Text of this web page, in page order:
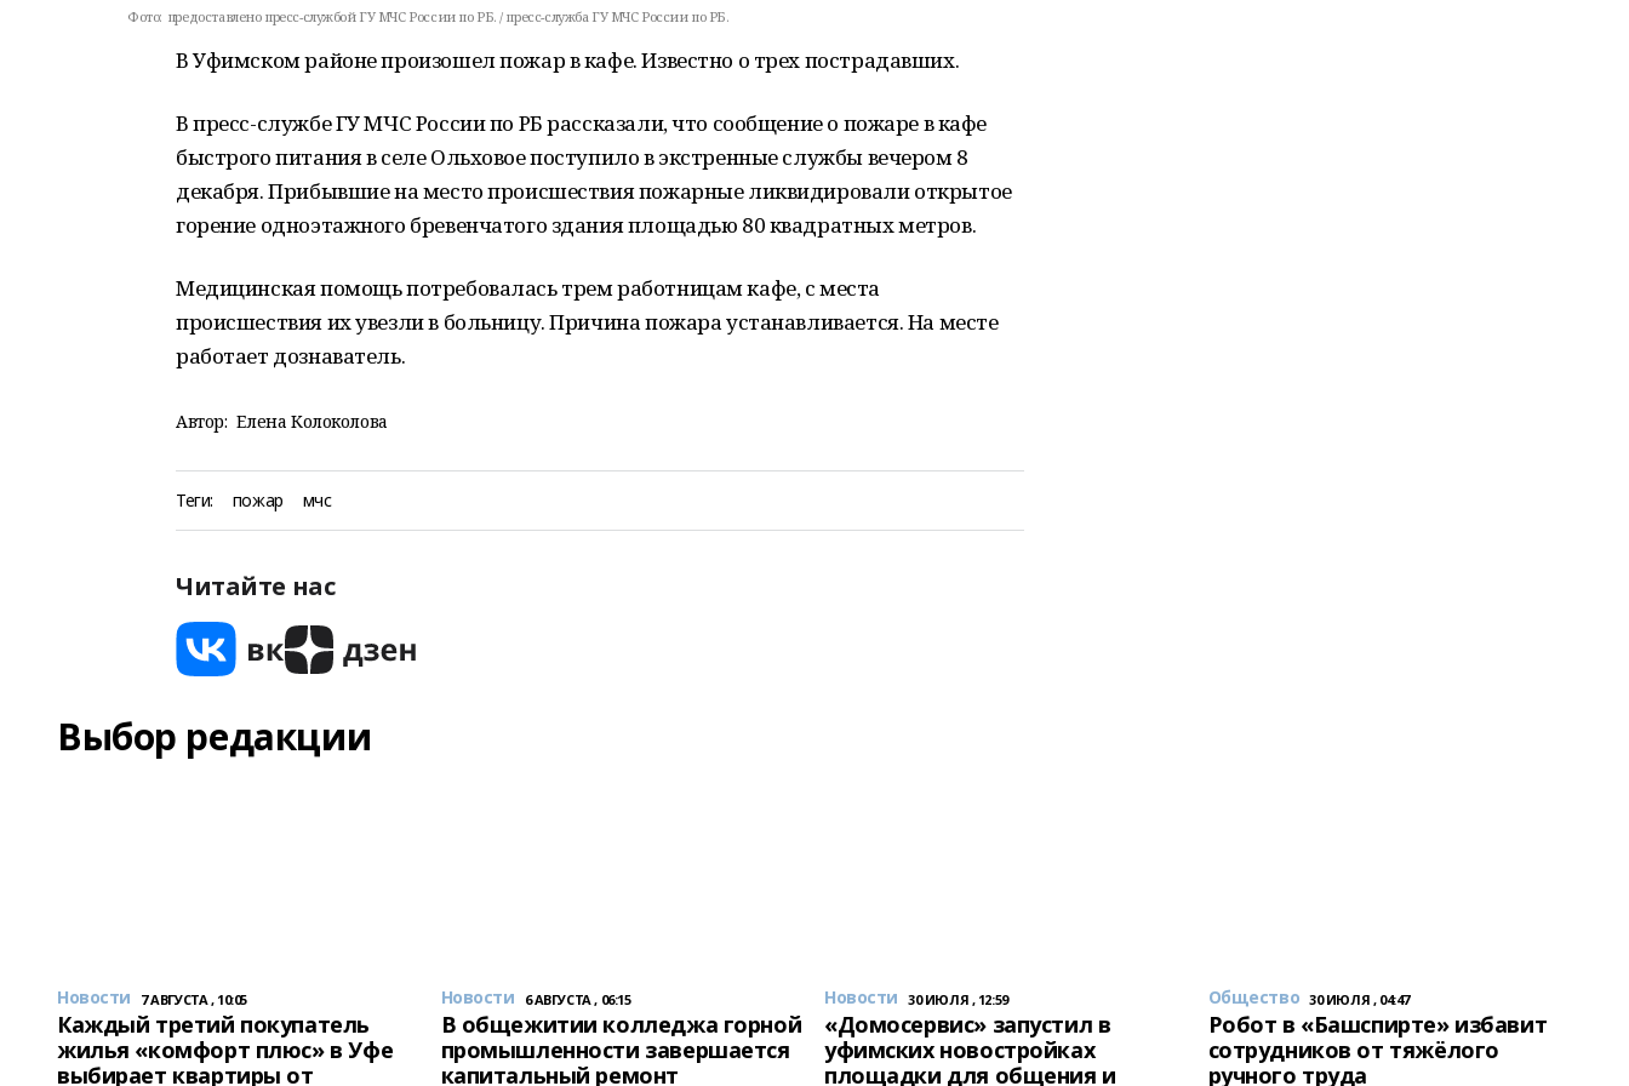
Фото: предоставлено пресс-службой ГУ МЧС России по РБ. / пресс-служба ГУ МЧС России по РБ.
В Уфимском районе произошел пожар в кафе. Известно о трех пострадавших.
В пресс-службе ГУ МЧС России по РБ рассказали, что сообщение о пожаре в кафе
быстрого питания в селе Ольховое поступило в экстренные службы вечером 8
декабря. Прибывшие на место происшествия пожарные ликвидировали открытое
горение одноэтажного бревенчатого здания площадью 80 квадратных метров.
Медицинская помощь потребовалась трем работницам кафе, с места
происшествия их увезли в больницу. Причина пожара устанавливается. На месте
работает дознаватель.
Автор: Елена Колоколова
Теги: пожар мчс
Читайте нас
Выбор редакции
Новости 7 АВГУСТА , 10:05
Каждый третий покупатель
жилья «комфорт плюс» в Уфе
выбирает квартиры от
Новости 6 АВГУСТА , 06:15
В общежитии колледжа горной
промышленности завершается
капитальный ремонт
Новости 30 ИЮЛЯ , 12:59
«Домосервис» запустил в
уфимских новостройках
площадки для общения и
Общество 30 ИЮЛЯ , 04:47
Робот в «Башспирте» избавит
сотрудников от тяжёлого
ручного труда